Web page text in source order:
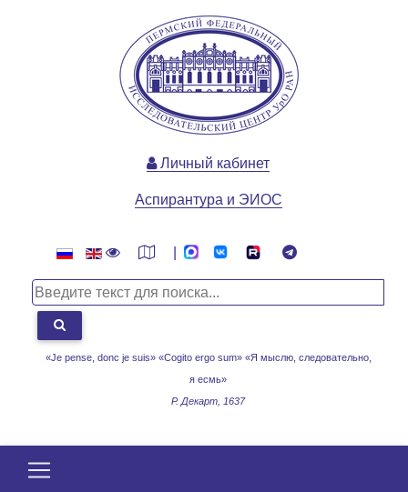
«Je pense, donc je suis» «Cogito ergo sum» «Я мыслю, следовательно,
я есмь»
Р. Декарт, 1637
Личный кабинет
Аспирантура и ЭИОС